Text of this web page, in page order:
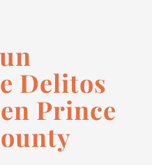
Delitos
Prince